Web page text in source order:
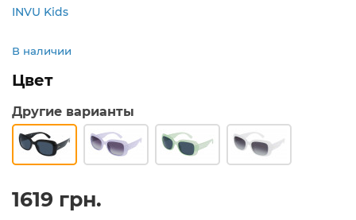
INVU Kids
В наличии
Цвет
Другие варианты
1619 грн.